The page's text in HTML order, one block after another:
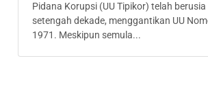
Pidana Korupsi (UU Tipikor) telah
setengah dekade, menggantikan UU
1971. Meskipun semula...